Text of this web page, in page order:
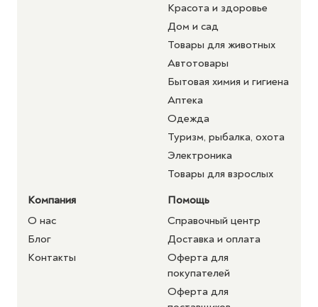
Красота и здоровье
Дом и сад
Товары для животных
Автотовары
Бытовая химия и гигиена
Аптека
Одежда
Туризм, рыбалка, охота
Электроника
Товары для взрослых
Компания
О нас
Блог
Контакты
Помощь
Справочный центр
Доставка и оплата
Оферта для
покупателей
Оферта для